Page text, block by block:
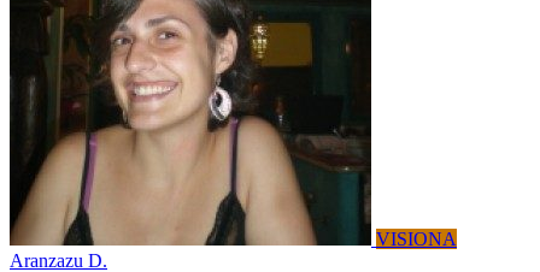
VISIONA
Aranzazu D.